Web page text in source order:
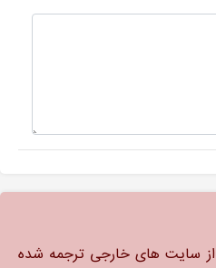
سایت های خارجی ترجمه شده